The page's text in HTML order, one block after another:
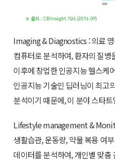
Imaging & Diagnostics : 의료
컴퓨터로 분석하여, 환자의 질병
이후에 창업한 인공지능 헬스케
인공지능 기술인 딥러닝이 최고
분석이기 때문에, 이 분야 스타
Lifestyle management &
생활습관, 운동량, 약물 복용 여
데이터를 분석하여, 개인별 맞춤